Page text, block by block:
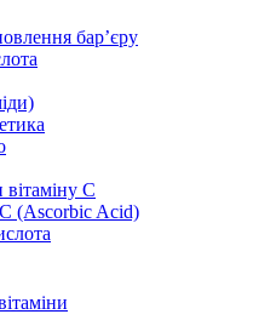
бар’єру
вітаміну С
(Ascorbic Acid)